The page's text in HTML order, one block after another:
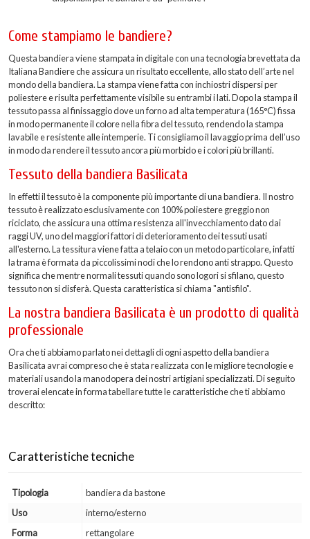
Come stampiamo le bandiere?
Questa bandiera viene stampata in digitale con una tecnologia brevettata da
Italiana Bandiere che assicura un risultato eccellente, allo stato dell’arte nel
mondo della bandiera. La stampa viene fatta con inchiostri dispersi per
poliestere e risulta perfettamente visibile su entrambi i lati. Dopo la stampa il
tessuto passa al finissaggio dove un forno ad alta temperatura (165°C) fissa
in modo permanente il colore nella fibra del tessuto, rendendo la stampa
lavabile e resistente alle intemperie. Ti consigliamo il lavaggio prima dell’uso
in modo da rendere il tessuto ancora più morbido e i colori più brillanti.
Tessuto della bandiera Basilicata
In effetti il tessuto è la componente più importante di una bandiera. Il nostro
tessuto è realizzato esclusivamente con 100% poliestere greggio non
riciclato, che assicura una ottima resistenza all'invecchiamento dato dai
raggi UV, uno del maggiori fattori di deterioramento dei tessuti usati
all'esterno. La tessitura viene fatta a telaio con un metodo particolare, infatti
la trama è formata da piccolissimi nodi che lo rendono anti strappo. Questo
significa che mentre normali tessuti quando sono logori si sfilano, questo
tessuto non si disferà. Questa caratteristica si chiama "antisfilo".
La nostra bandiera Basilicata è un prodotto di qualità
professionale
Ora che ti abbiamo parlato nei dettagli di ogni aspetto della bandiera
Basilicata avrai compreso che è stata realizzata con le migliore tecnologie e
materiali usando la manodopera dei nostri artigiani specializzati. Di seguito
troverai elencate in forma tabellare tutte le caratteristiche che ti abbiamo
descritto:
Caratteristiche tecniche
Tipologia
bandiera da bastone
Uso
interno/esterno
Forma
rettangolare